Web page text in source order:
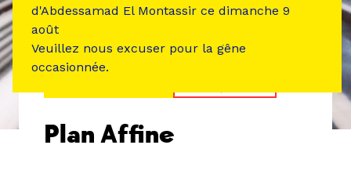
Plan Affine
d'Abdessamad El Montassir ce dimanche 9
août
Veuillez nous excuser pour la gêne
occasionnée.